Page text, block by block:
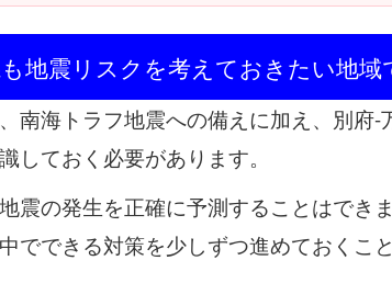
地震リスクを考えておきたい地域
南海トラフ地震への備えに加え、別府-
しておく必要があります。
震の発生を正確に予測することはでき
でできる対策を少しずつ進めておくこと